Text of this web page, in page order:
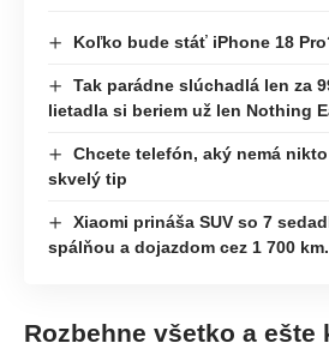
Koľko bude stáť iPhone 18
Tak parádne slúchadlá len za
lietadla si beriem už len Nothing
Chcete telefón, aký nemá
skvelý tip
Xiaomi prináša SUV so 7
spálňou a dojazdom cez 1 700
Rozbehne všetko a ešte